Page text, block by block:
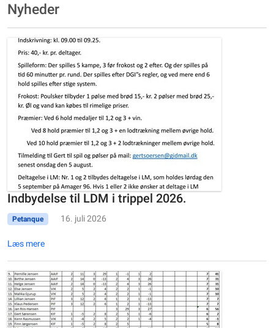
Nyheder
Indbydelse til LDM i trippel 2026.
Petanque 16. juli 2026
Læs mere